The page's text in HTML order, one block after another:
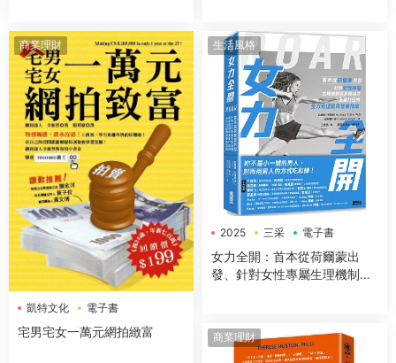
表練習本】
商業理財
凱特文化 電子書
宅男宅女一萬元網拍緻富
生活風格
2025 三采 電子書
女力全開：首本從荷爾蒙出
發、針對女性專屬生理機制與
商業理財